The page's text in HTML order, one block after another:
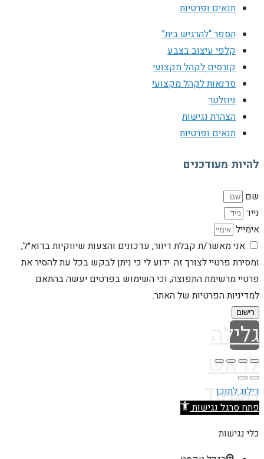
תנאים ופרטיות
הספר “להרגיש בית”
קלפי עיצוב בצבע
קורסים לקהל מקצועי
סדנאות לקהל מקצועי
ניוזלטר
הצהרת נגישות
תנאים ופרטיות
להיות מעודכנים
שם
נייד
אימייל
אני מאשר/ת קבלת דיוור, עדכונים והצעות שיווקיות בדוא״ל,
ומסירת פרטיי לצורך זה. ידוע לי כי ניתן לבקש בכל עת להסיר את
פרטיי מרשימת התפוצה, וכי השימוש בפרטים יעשה בהתאם
למדיניות הפרטיות של האתר.
רישום
גלילה
לראש
העמוד
דילוג לתוכן
פתח סרגל נגישות
כלי נגישות